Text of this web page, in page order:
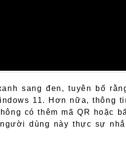
sang đen, tuyên bố
11. Hơn nữa, thông
có thêm mã QR hoặc
dùng này thực sự